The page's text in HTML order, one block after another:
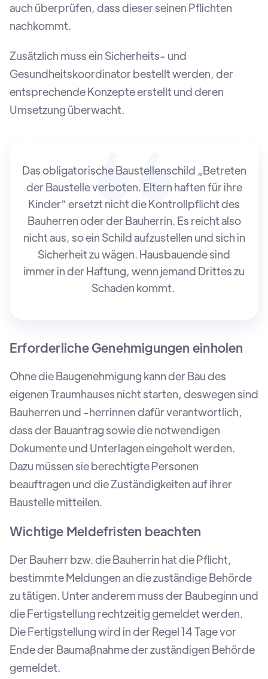
auch überprüfen, dass dieser seinen Pflichten
nachkommt.
Zusätzlich muss ein Sicherheits- und
Gesundheitskoordinator bestellt werden, der
entsprechende Konzepte erstellt und deren
Umsetzung überwacht.
Das obligatorische Baustellenschild „Betreten
der Baustelle verboten. Eltern haften für ihre
Kinder“ ersetzt nicht die Kontrollpflicht des
Bauherren oder der Bauherrin. Es reicht also
nicht aus, so ein Schild aufzustellen und sich in
Sicherheit zu wägen. Hausbauende sind
immer in der Haftung, wenn jemand Drittes zu
Schaden kommt.
Erforderliche Genehmigungen einholen
Ohne die Baugenehmigung kann der Bau des
eigenen Traumhauses nicht starten, deswegen sind
Bauherren und -herrinnen dafür verantwortlich,
dass der Bauantrag sowie die notwendigen
Dokumente und Unterlagen eingeholt werden.
Dazu müssen sie berechtigte Personen
beauftragen und die Zuständigkeiten auf ihrer
Baustelle mitteilen.
Wichtige Meldefristen beachten
Der Bauherr bzw. die Bauherrin hat die Pflicht,
bestimmte Meldungen an die zuständige Behörde
zu tätigen. Unter anderem muss der Baubeginn und
die Fertigstellung rechtzeitig gemeldet werden.
Die Fertigstellung wird in der Regel 14 Tage vor
Ende der Baumaßnahme der zuständigen Behörde
gemeldet.